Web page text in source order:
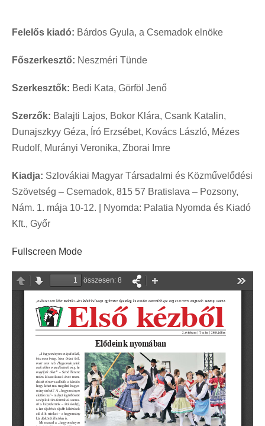
Felelős kiadó: Bárdos Gyula, a Csemadok elnöke
Főszerkesztő: Neszméri Tünde
Szerkesztők: Bedi Kata, Görföl Jenő
Szerzők: Balajti Lajos, Bokor Klára, Csank Katalin,
Dunajszkyy Géza, Író Erzsébet, Kovács László, Mézes
Rudolf, Murányi Veronika, Zborai Imre
Kiadja: Szlovákiai Magyar Társadalmi és Közművelődési
Szövetség – Csemadok, 815 57 Bratislava – Pozsony,
Nám. 1. mája 10-12. | Nyomda: Palatia Nyomda és Kiadó
Kft., Győr
Fullscreen Mode